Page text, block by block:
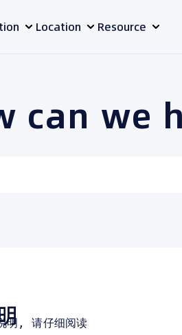
Location Resource
can we
明, 请仔细阅读